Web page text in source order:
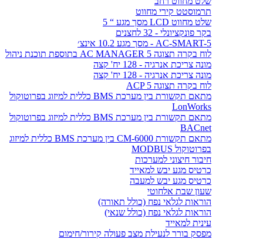
תרמוסטט קירי מחווט
שלט מחווט LCD מסך מגע “ 5
בקר פונקציונלי - 32 לחצנים
AC-SMART-5 - מסך מגע 10.2 אינצ׳
לוח בקרה תצוגה AC MANAGER 5 בתוספת תוכנת ניהול
מונה צריכת אנרגיה - 128 יח' קצה
מונה צריכת אנרגיה - 128 יח' קצה
לוח בקרה תצוגה ACP 5
מתאם תקשורת בין מערכת BMS כללית למיזוג בפרוטוקול
LonWorks
מתאם תקשורת בין מערכת BMS כללית למיזוג בפרוטוקול
BACnet
מתאם תקשורת CM-6000 בין מערכת BMS כללית למיזוג
בפרוטוקול MODBUS
חיבור חיצוני למערכות
כרטיס מגע יבש למאייד
כרטיס מגע יבש למעבה
שעון שבת אלחוטי
הוראות לגלאי נפח (כולל תאורה)
הוראות לגלאי נפח (כולל שנאי)
עינית למאייד
מפסק בורר לנעילת מצב פעולה קירור/חימום